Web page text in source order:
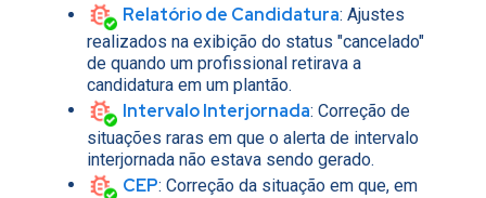
Relatório de Candidatura: Ajustes
realizados na exibição do status "cancelado"
de quando um profissional retirava a
candidatura em um plantão.
Intervalo Interjornada: Correção de
situações raras em que o alerta de intervalo
interjornada não estava sendo gerado.
CEP: Correção da situação em que, em